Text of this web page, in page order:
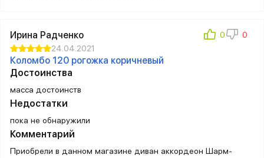
Ирина Радченко
24.04.2021
Коломбо 120 рогожка коричневый
Достоинства
масса достоинств
Недостатки
пока не обнаружили
Комментарий
Приобрели в данном магазине диван аккордеон Шарм-